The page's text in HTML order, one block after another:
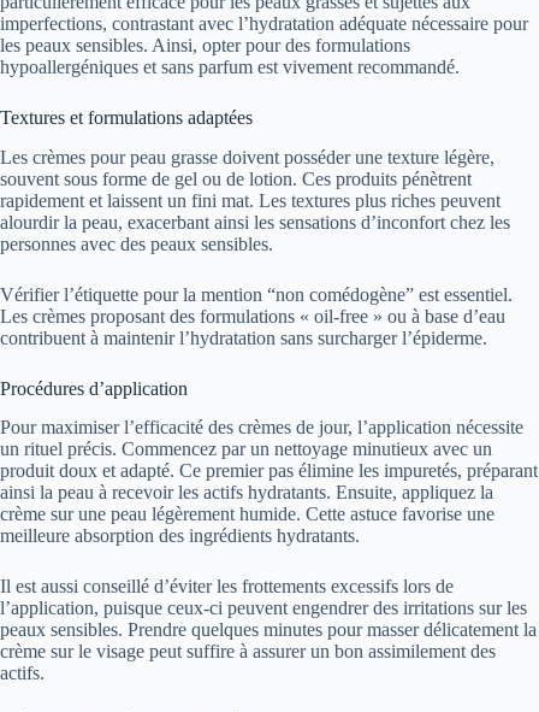
imperfections, contrastant avec l’hydratation adéquate nécessaire pour
les peaux sensibles. Ainsi, opter pour des formulations
hypoallergéniques et sans parfum est vivement recommandé.
Textures et formulations adaptées
Les crèmes pour peau grasse doivent posséder une texture légère,
souvent sous forme de gel ou de lotion. Ces produits pénètrent
rapidement et laissent un fini mat. Les textures plus riches peuvent
alourdir la peau, exacerbant ainsi les sensations d’inconfort chez les
personnes avec des peaux sensibles.
Vérifier l’étiquette pour la mention “non comédogène” est essentiel.
Les crèmes proposant des formulations « oil-free » ou à base d’eau
contribuent à maintenir l’hydratation sans surcharger l’épiderme.
Procédures d’application
Pour maximiser l’efficacité des crèmes de jour, l’application nécessite
un rituel précis. Commencez par un nettoyage minutieux avec un
produit doux et adapté. Ce premier pas élimine les impuretés, préparant
ainsi la peau à recevoir les actifs hydratants. Ensuite, appliquez la
crème sur une peau légèrement humide. Cette astuce favorise une
meilleure absorption des ingrédients hydratants.
Il est aussi conseillé d’éviter les frottements excessifs lors de
l’application, puisque ceux-ci peuvent engendrer des irritations sur les
peaux sensibles. Prendre quelques minutes pour masser délicatement la
crème sur le visage peut suffire à assurer un bon assimilement des
actifs.